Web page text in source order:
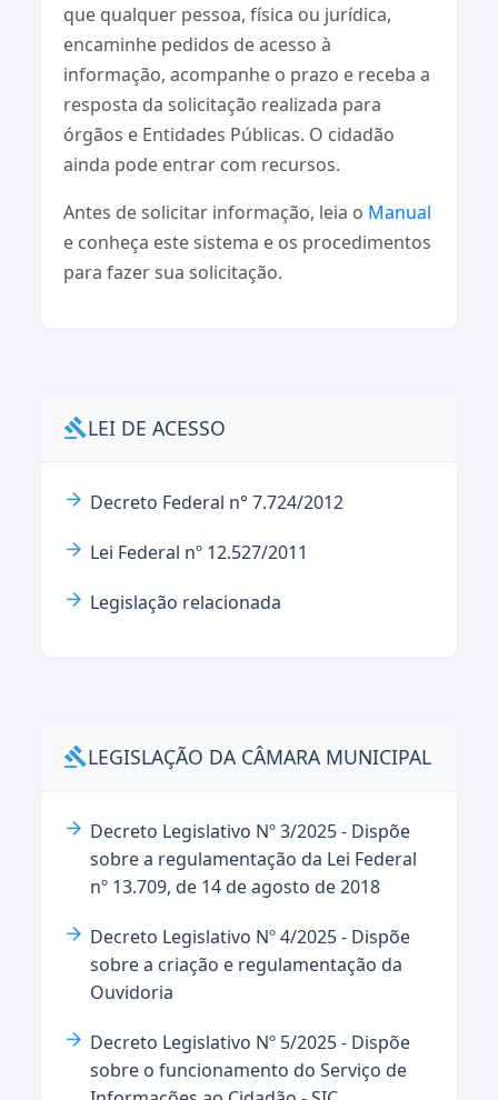
que qualquer pessoa, física ou jurídica,
encaminhe pedidos de acesso à
informação, acompanhe o prazo e receba a
resposta da solicitação realizada para
órgãos e Entidades Públicas. O cidadão
ainda pode entrar com recursos.
Antes de solicitar informação, leia o Manual
e conheça este sistema e os procedimentos
para fazer sua solicitação.
gavelLEI DE ACESSO
Decreto Federal n° 7.724/2012
Lei Federal nº 12.527/2011
Legislação relacionada
gavelLEGISLAÇÃO DA CÂMARA MUNICIPAL
Decreto Legislativo Nº 3/2025 - Dispõe
sobre a regulamentação da Lei Federal
nº 13.709, de 14 de agosto de 2018
Decreto Legislativo Nº 4/2025 - Dispõe
sobre a criação e regulamentação da
Ouvidoria
Decreto Legislativo Nº 5/2025 - Dispõe
sobre o funcionamento do Serviço de